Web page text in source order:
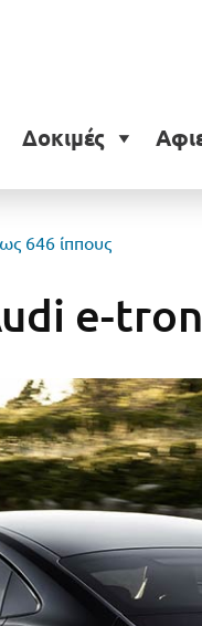
Δοκιμές
646 ίππους
e-